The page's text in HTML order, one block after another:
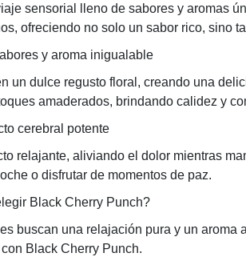
sensorial lleno de sabores y aromas
ofreciendo no solo un sabor rico, sino
y aroma inigualable
dulce regusto floral, creando una
amaderados, brindando calidez y
cerebral potente
relajante, aliviando el dolor mientras
o disfrutar de momentos de paz.
Black Cherry Punch?
buscan una relajación pura y un
Black Cherry Punch.